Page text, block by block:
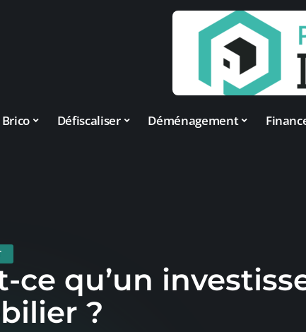
Brico Défiscaliser Déménagement
ce qu’un
?